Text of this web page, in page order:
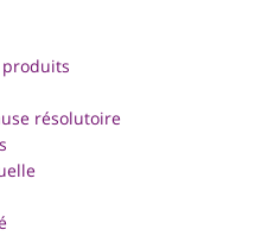
résolutoire